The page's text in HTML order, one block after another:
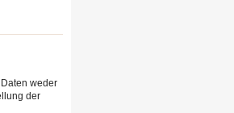
weder
der